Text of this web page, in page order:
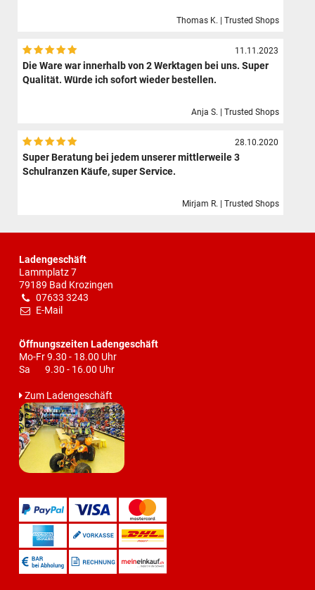
Thomas K. | Trusted Shops
11.11.2023
Die Ware war innerhalb von 2 Werktagen bei uns. Super
Qualität. Würde ich sofort wieder bestellen.
Anja S. | Trusted Shops
28.10.2020
Super Beratung bei jedem unserer mittlerweile 3
Schulranzen Käufe, super Service.
Mirjam R. | Trusted Shops
Ladengeschäft
Lammplatz 7
79189 Bad Krozingen
07633 3243
E-Mail
Öffnungszeiten Ladengeschäft
Mo-Fr 9.30 - 18.00 Uhr
Sa 9.30 - 16.00 Uhr
Zum Ladengeschäft